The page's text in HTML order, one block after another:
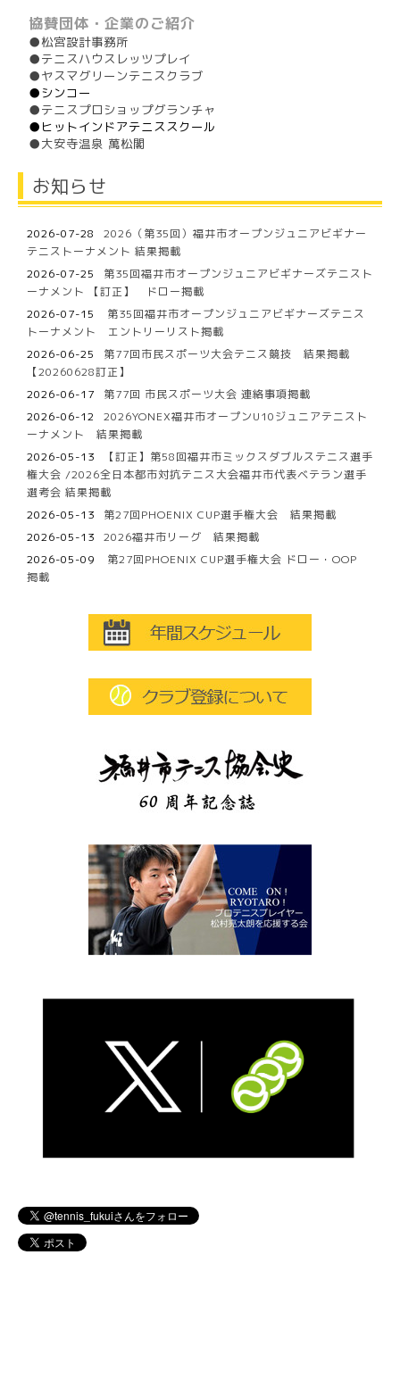
協賛団体・企業のご紹介
●松宮設計事務所
●テニスハウスレッツプレイ
●ヤスマグリーンテニスクラブ
●シンコー
●テニスプロショップグランチャ
●ヒットインドアテニススクール
●大安寺温泉 萬松閣
お知らせ
2026-07-28
2026（第35回）福井市オープンジュニアビギナー
テニストーナメント 結果掲載
2026-07-25
第35回福井市オープンジュニアビギナーズテニスト
ーナメント 【訂正】 ドロー掲載
2026-07-15
第35回福井市オープンジュニアビギナーズテニス
トーナメント エントリーリスト掲載
2026-06-25
第77回市民スポーツ大会テニス競技 結果掲載
【20260628訂正】
2026-06-17
第77回 市民スポーツ大会 連絡事項掲載
2026-06-12
2026YONEX福井市オープンU10ジュニアテニスト
ーナメント 結果掲載
2026-05-13
【訂正】第58回福井市ミックスダブルステニス選手
権大会 /2026全日本都市対抗テニス大会福井市代表ベテラン選手
選考会 結果掲載
2026-05-13
第27回PHOENIX CUP選手権大会 結果掲載
2026-05-13
2026福井市リーグ 結果掲載
2026-05-09
第27回PHOENIX CUP選手権大会 ドロー・OOP
掲載